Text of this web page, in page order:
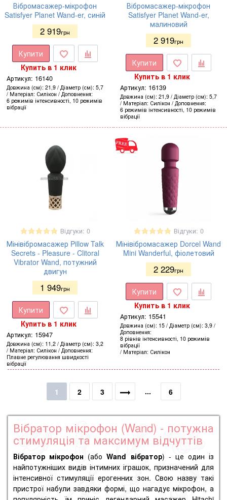
Вібромасажер-мікрофон
Satisfyer Planet Wand-er, синій
2 919грн
Купити
Купить в 1 клик
Артикул: 16140
Довжина (см) 21,9 Діаметр (см) 5,7
Матеріал Силікон
Доповнення
6 режимів інтенсивності, 10 режимів
вібрації
Вібромасажер-мікрофон
Satisfyer Planet Wand-er,
малиновий
2 919грн
Купити
Купить в 1 клик
Артикул: 16139
Довжина (см) 21,9 Діаметр (см) 5,7
Матеріал Силікон
Доповнення
6 режимів інтенсивності, 10 режимів
вібрації
Відгуки: 0
Мінівібромасажер Pillow Talk
Secrets - Pleasure - Clitoral
Vibrator Wand, потужний
двигун
1 949грн
Купити
Купить в 1 клик
Артикул: 15947
Довжина (см) 11,2 Діаметр (см) 3,2
Матеріал Силікон
Доповнення
Плавне регулювання швидкості
вібрації
Відгуки: 0
Мінівібромасажер Dorcel Wand
Mini Wanderful, фіолетовий
2 229грн
Купити
Купить в 1 клик
Артикул: 15541
Довжина (см) 15 Діаметр (см) 3,9
Доповнення
8 рівнів інтенсивності, 10 режимів
вібрації
Матеріал Силікон
1 2 3 ... 6
Вібратор мікрофон (Wand) - потужна
стимуляція та максимум відчуттів
Вібратор мікрофон (абоWand вібратор) - це один із
найпотужніших видів інтимних іграшок, призначений для
інтенсивної стимуляції ерогенних зон. Свою назву такі
пристрої набули завдяки формі, що нагадує мікрофон, а